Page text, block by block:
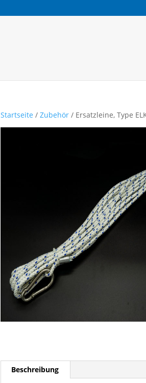
Startseite / Zubehör/ Ersatzleine, Type
Beschreibung